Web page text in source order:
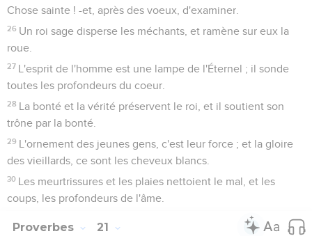
Chose sainte ! -et, après des voeux, d'examiner.
26 Un roi sage disperse les méchants, et ramène sur eux la
roue.
27 L'esprit de l'homme est une lampe de l'Éternel ; il sonde
toutes les profondeurs du coeur.
28 La bonté et la vérité préservent le roi, et il soutient son
trône par la bonté.
29 L'ornement des jeunes gens, c'est leur force ; et la gloire
des vieillards, ce sont les cheveux blancs.
30 Les meurtrissures et les plaies nettoient le mal, et les
coups, les profondeurs de l'âme.
Proverbes 21